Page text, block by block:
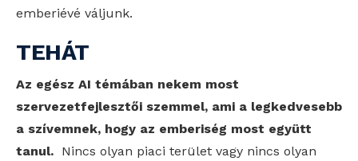
emberiévé váljunk.
TEHÁT
Az egész AI témában nekem most
szervezetfejlesztői szemmel, ami a legkedvesebb
a szívemnek, hogy az emberiség most együtt
tanul. Nincs olyan piaci terület vagy nincs olyan